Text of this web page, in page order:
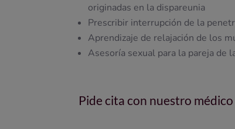
originadas en la dispareunia
Prescribir interrupción de la
Aprendizaje de relajación de los
Asesoría sexual para la pareja de
Pide cita con nuestro